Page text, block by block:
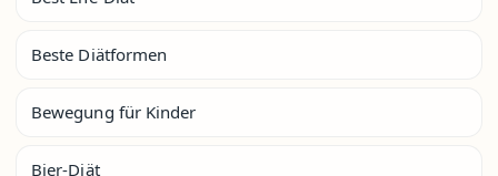
Beste Diätformen
Bewegung für Kinder
Bier-Diät